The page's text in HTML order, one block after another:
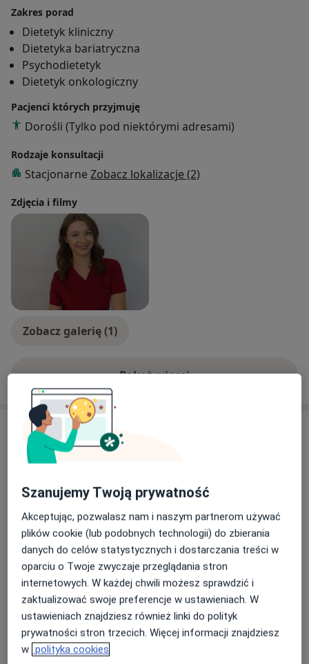
Zakres porad
Dietetyk kliniczny
Dietetyka bariatryczna
Psychodietetyk
Dietetyk onkologiczny
Pacjenci których przyjmuję
Dorośli (Tylko pod niektórymi adresami)
Rodzaje konsultacji
Stacjonarne Zobacz lokalizacje (2)
Zdjęcia i filmy
Zobacz galerię (1)
Pokaż więcej
Usługi i ceny
Konsultacja dietetyczna (pierwsza
wizyta)
240 zł Szczegóły
Jadłospis 7-dniowy
200 zł Szczegóły Umów wizytę
Konsultacja dietetyczna (kolejna
wizyta)
180 zł Szczegóły
Umów wizytę
Konsultacja dietetyczna + jadłospis
7-dniowy
Szanujemy Twoją prywatność
Akceptując, pozwalasz nam i naszym partnerom używać
plików cookie (lub podobnych technologii) do zbierania
danych do celów statystycznych i dostarczania treści w
oparciu o Twoje zwyczaje przeglądania stron
internetowych. W każdej chwili możesz sprawdzić i
zaktualizować swoje preferencje w ustawieniach. W
ustawieniach znajdziesz również linki do polityk
prywatności stron trzecich. Więcej informacji znajdziesz
w polityka cookies